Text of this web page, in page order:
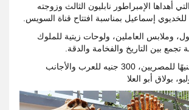
أهداها الإمبراطور نابليون الثالث وزوجته
للخديوي إسماعيل بمناسبة افتتاح قناة السويس.
وملابس العاملين، ولوحات زيتية للملوك
تجمع بين التاريخ والفخامة والدقة.